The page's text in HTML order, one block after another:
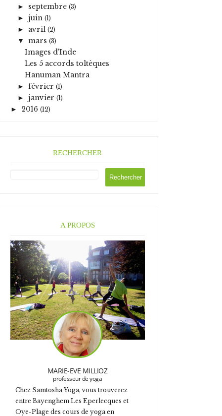
► septembre (3)
► juin (1)
► avril (2)
▼ mars (3)
Images d'Inde
Les 5 accords toltèques
Hanuman Mantra
► février (1)
► janvier (1)
► 2016 (12)
RECHERCHER
A PROPOS
MARIE-EVE MILLIOZ
professeur de yoga
Chez Samtosha Yoga, vous trouverez
entre Bayenghem Les Eperlecques et
Oye-Plage des cours de yoga en